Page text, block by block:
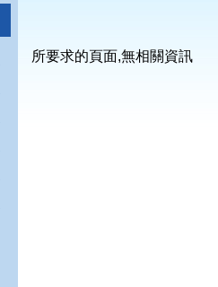
所要求的頁面,無相關資訊